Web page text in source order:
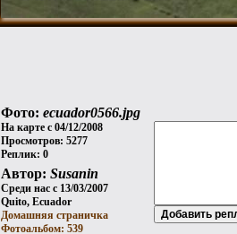
Фото: ecuador0566.jpg
На карте с 04/12/2008
Просмотров: 5277
Реплик: 0
Автор: Susanin
Среди нас с 13/03/2007
Quito, Ecuador
Домашняя страничка
Фотоальбом: 539